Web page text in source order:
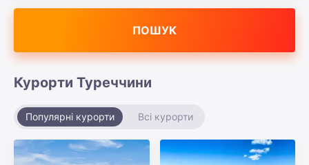
ПОШУК
Курорти Туреччини
Популярні курорти Всі курорти